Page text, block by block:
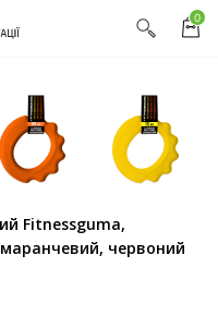
0
Fitnessguma,
червоний